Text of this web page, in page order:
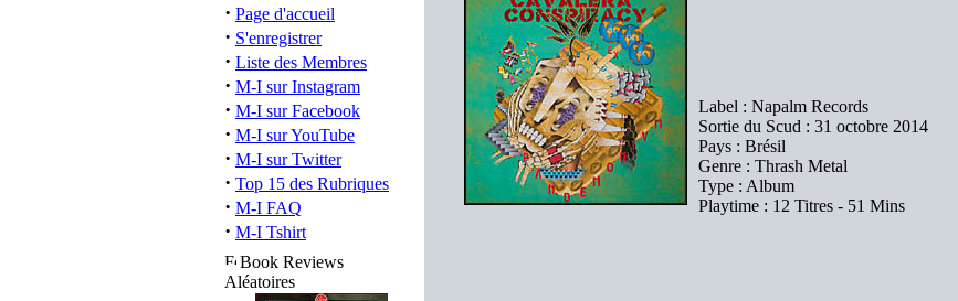
· Page d'accueil
· S'enregistrer
· Liste des Membres
· M-I sur Instagram
· M-I sur Facebook
· M-I sur YouTube
· M-I sur Twitter
· Top 15 des Rubriques
· M-I FAQ
· M-I Tshirt
Book Reviews
Aléatoires
Label : Napalm Records
Sortie du Scud : 31 octobre 2014
Pays : Brésil
Genre : Thrash Metal
Type : Album
Playtime : 12 Titres - 51 Mins